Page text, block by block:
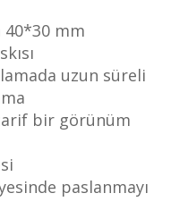
40*30 mm
uzun süreli
bir görünüm
paslanmayı